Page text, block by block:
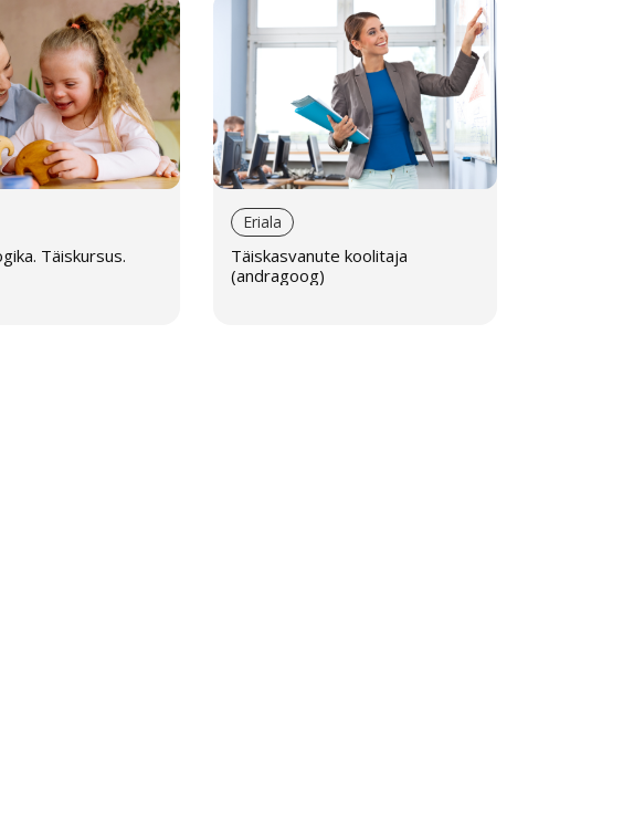
Täiskursus.
Eriala
Täiskasvanute koolitaja
(andragoog)